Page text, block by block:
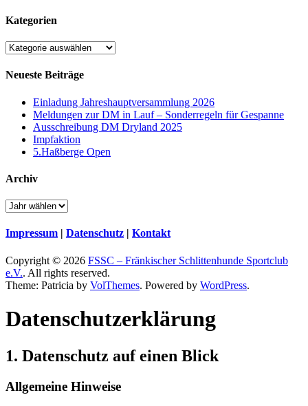
Kategorien
Kategorien
Neueste Beiträge
Einladung Jahreshauptversammlung 2026
Meldungen zur DM in Lauf – Sonderregeln für Gespanne
Ausschreibung DM Dryland 2025
Impfaktion
5.Haßberge Open
Archiv
Impressum Datenschutz Kontakt
Copyright © 2026 FSSC – Fränkischer Schlittenhunde Sportclub
e.V.. All rights reserved.
Theme: Patricia by VolThemes. Powered by WordPress.
Datenschutz­erklärung
1. Datenschutz auf einen Blick
Allgemeine Hinweise